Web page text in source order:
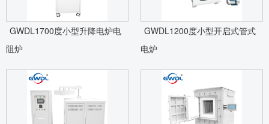
GWDL1700度小型升降电炉电
阻炉
GWDL1200度小型开启式管式
电炉